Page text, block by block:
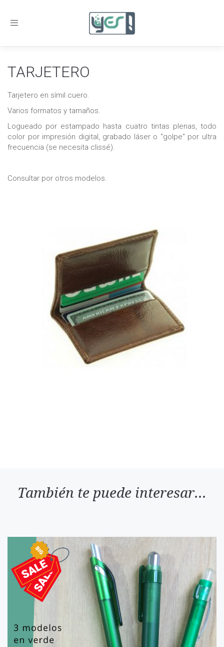
Toggle
TARJETERO
Tarjetero en símil cuero.
Varios formatos y tamaños.
Logueado por estampado hasta cuatro tintas plenas, todo
color por impresión digital, grabado láser o "golpe" por ultra
frecuencia (se necesita clissé).
Consultar por otros modelos.
También te puede interesar...